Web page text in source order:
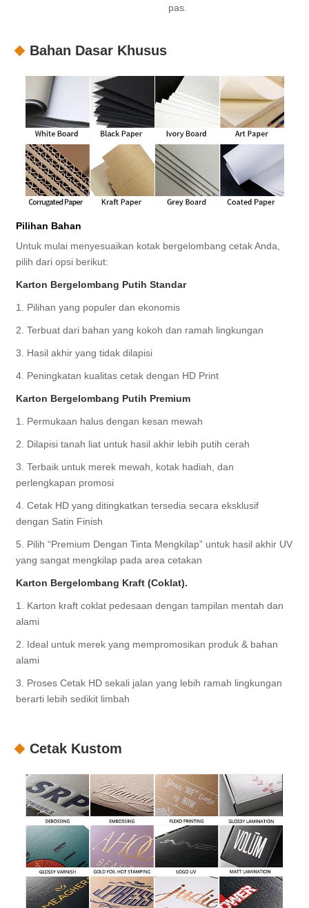
pas.
Bahan Dasar Khusus
Pilihan Bahan
Untuk mulai menyesuaikan kotak bergelombang cetak Anda,
pilih dari opsi berikut:
Karton Bergelombang Putih Standar
1. Pilihan yang populer dan ekonomis
2. Terbuat dari bahan yang kokoh dan ramah lingkungan
3. Hasil akhir yang tidak dilapisi
4. Peningkatan kualitas cetak dengan HD Print
Karton Bergelombang Putih Premium
1. Permukaan halus dengan kesan mewah
2. Dilapisi tanah liat untuk hasil akhir lebih putih cerah
3. Terbaik untuk merek mewah, kotak hadiah, dan
perlengkapan promosi
4. Cetak HD yang ditingkatkan tersedia secara eksklusif
dengan Satin Finish
5. Pilih “Premium Dengan Tinta Mengkilap” untuk hasil akhir UV
yang sangat mengkilap pada area cetakan
Karton Bergelombang Kraft (Coklat).
1. Karton kraft coklat pedesaan dengan tampilan mentah dan
alami
2. Ideal untuk merek yang mempromosikan produk & bahan
alami
3. Proses Cetak HD sekali jalan yang lebih ramah lingkungan
berarti lebih sedikit limbah
Cetak Kustom